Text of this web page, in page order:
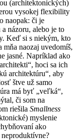
(architektonických)
vysokej flexibility
naopak: či je
názoru, alebo je to
Keď si s niekým, kto
naozaj uvedomíš,
jasné. Napríklad ako
hoci sa ich
architektúru“, aby
štve už samo
má byť „veľká“,
či som na
riešila Smallness
myslenie
ako